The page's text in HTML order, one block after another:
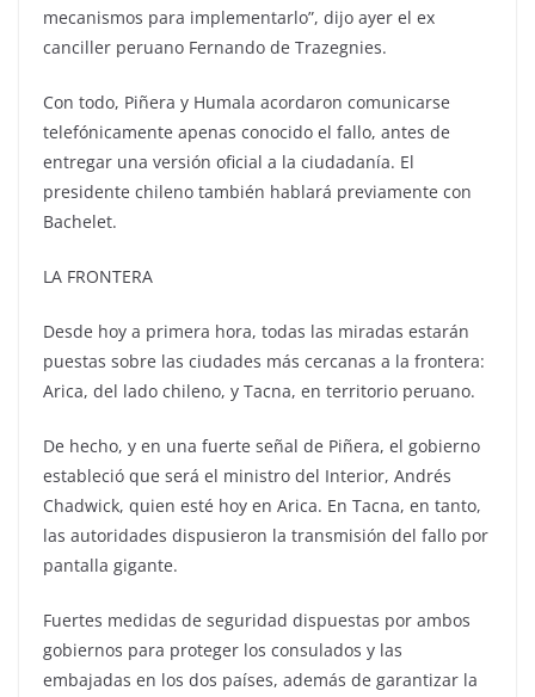
mecanismos para implementarlo”, dijo ayer el ex
canciller peruano Fernando de Trazegnies.
Con todo, Piñera y Humala acordaron comunicarse
telefónicamente apenas conocido el fallo, antes de
entregar una versión oficial a la ciudadanía. El
presidente chileno también hablará previamente con
Bachelet.
LA FRONTERA
Desde hoy a primera hora, todas las miradas estarán
puestas sobre las ciudades más cercanas a la frontera:
Arica, del lado chileno, y Tacna, en territorio peruano.
De hecho, y en una fuerte señal de Piñera, el gobierno
estableció que será el ministro del Interior, Andrés
Chadwick, quien esté hoy en Arica. En Tacna, en tanto,
las autoridades dispusieron la transmisión del fallo por
pantalla gigante.
Fuertes medidas de seguridad dispuestas por ambos
gobiernos para proteger los consulados y las
embajadas en los dos países, además de garantizar la